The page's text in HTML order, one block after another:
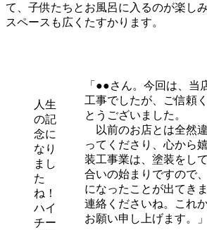
て、子供たちとお風呂に入るのが楽し
スペースも広くたすかります。
人生
の記
念に
なり
まし
た
ね！
ハイ
チー
「●●さん。今回は、当
工事でしたが、ご信頼
とうございました。
以前のお店とは全然
ってくださり、心から
装工事業は、塗装をし
合いの始まりですので
になったことが出てき
連絡くださいね。これ
お願い申し上げます。」